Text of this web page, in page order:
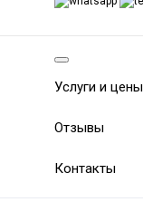
Услуги и цены
Отзывы
Контакты